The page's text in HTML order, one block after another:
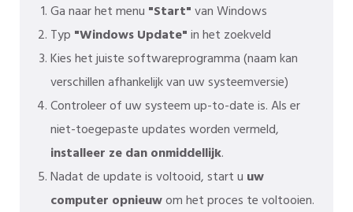
Ga naar het menu "Start"van Windows
Typ "Windows Update"in het zoekveld
Kies het juiste softwareprogramma (naam kan
verschillen afhankelijk van uw systeemversie)
Controleer of uw systeem up-to-date is. Als er
niet-toegepaste updates worden vermeld,
installeer ze dan onmiddellijk.
Nadat de update is voltooid, start u uw
computer opnieuwom het proces te voltooien.